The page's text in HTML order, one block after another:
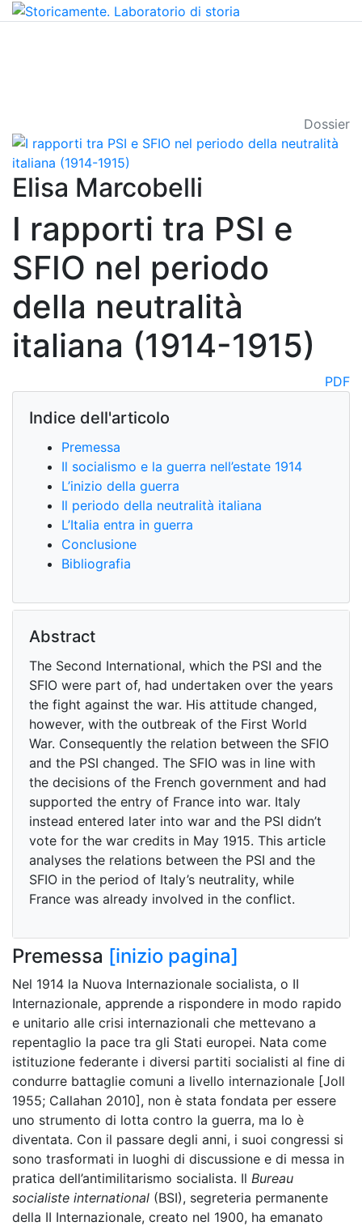
Dossier
Elisa Marcobelli
I rapporti tra PSI e
SFIO nel periodo
della neutralità
italiana (1914-1915)
PDF
Indice dell'articolo
Premessa
Il socialismo e la guerra nell’estate 1914
L’inizio della guerra
Il periodo della neutralità italiana
L’Italia entra in guerra
Conclusione
Bibliografia
Abstract
The Second International, which the PSI and the
SFIO were part of, had undertaken over the years
the fight against the war. His attitude changed,
however, with the outbreak of the First World
War. Consequently the relation between the SFIO
and the PSI changed. The SFIO was in line with
the decisions of the French government and had
supported the entry of France into war. Italy
instead entered later into war and the PSI didn’t
vote for the war credits in May 1915. This article
analyses the relations between the PSI and the
SFIO in the period of Italy’s neutrality, while
France was already involved in the conflict.
Premessa [inizio pagina]
Nel 1914 la Nuova Internazionale socialista, o II
Internazionale, apprende a rispondere in modo rapido
e unitario alle crisi internazionali che mettevano a
repentaglio la pace tra gli Stati europei. Nata come
istituzione federante i diversi partiti socialisti al fine di
condurre battaglie comuni a livello internazionale [Joll
1955; Callahan 2010], non è stata fondata per essere
uno strumento di lotta contro la guerra, ma lo è
diventata. Con il passare degli anni, i suoi congressi si
sono trasformati in luoghi di discussione e di messa in
pratica dell’antimilitarismo socialista. Il Bureau
socialiste international (BSI), segreteria permanente
della II Internazionale, creato nel 1900, ha emanato